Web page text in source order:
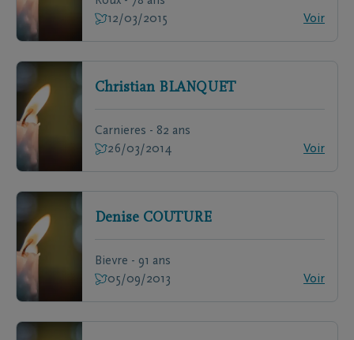
12/03/2015
Voir
Christian BLANQUET
Carnieres - 82 ans
26/03/2014
Voir
Denise COUTURE
Bievre - 91 ans
05/09/2013
Voir